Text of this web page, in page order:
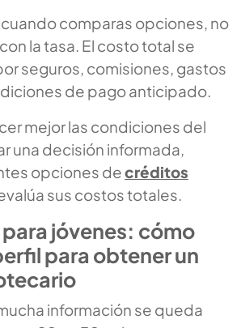
cuando comparas opciones, no
la tasa. El costo total se
seguros, comisiones, gastos
de pago anticipado.
mejor las condiciones del
una decisión informada,
opciones decréditos
sus costos totales.
jóvenes: cómo
para obtener un
información se queda